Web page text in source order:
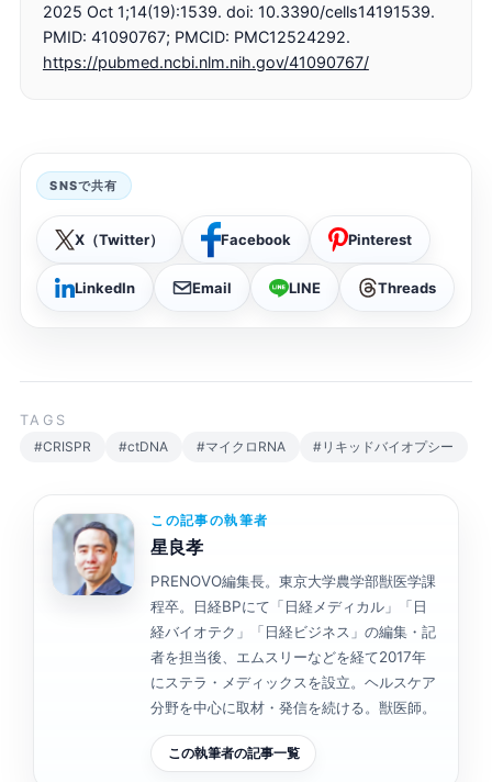
2025 Oct 1;14(19):1539. doi: 10.3390/cells14191539.
PMID: 41090767; PMCID: PMC12524292.
https://pubmed.ncbi.nlm.nih.gov/41090767/
SNSで共有
X（Twitter） Facebook Pinterest
LinkedIn Email LINE Threads
TAGS
#CRISPR
#ctDNA #マイクロRNA #リキッドバイオプシー
この記事の執筆者
星良孝
PRENOVO編集長。東京大学農学部獣医学課
程卒。日経BPにて「日経メディカル」「日
経バイオテク」「日経ビジネス」の編集・記
者を担当後、エムスリーなどを経て2017年
にステラ・メディックスを設立。ヘルスケア
分野を中心に取材・発信を続ける。獣医師。
この執筆者の記事一覧